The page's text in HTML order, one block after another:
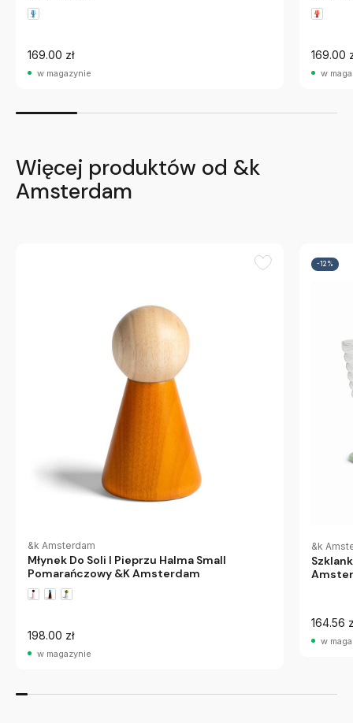
169.00 zł
w magazynie
169.00
w
Więcej produktów od &k
Amsterdam
&k Amsterdam
Młynek Do Soli I Pieprzu Halma Small
Pomarańczowy &K Amsterdam
198.00 zł
w magazynie
-12%
&k
164.56
w